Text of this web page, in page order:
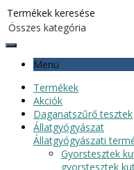
Menü
Termékek
Akciók
Daganatszűrő tesztek
Állatgyógyászat
Állatgyógyászati
Gyorstesztek
gyorstesztek